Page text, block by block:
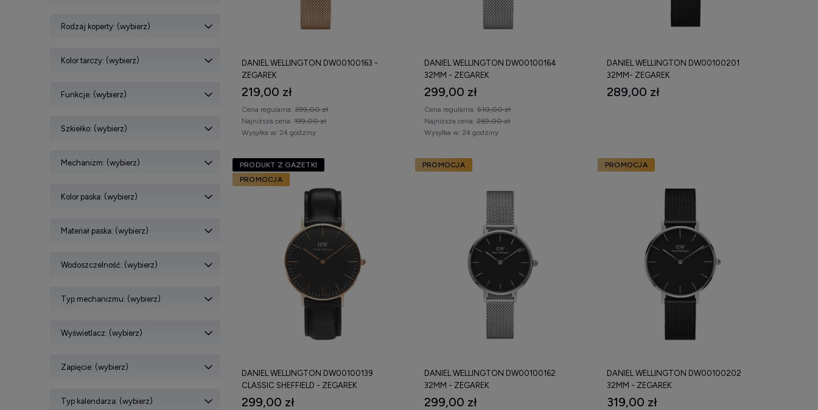
Rodzaj koperty: (wybierz)
Kolor tarczy: (wybierz)
Funkcje: (wybierz)
Szkiełko: (wybierz)
Mechanizm: (wybierz)
Kolor paska: (wybierz)
Materiał paska: (wybierz)
Wodoszczelność: (wybierz)
Typ mechanizmu: (wybierz)
Wyświetlacz: (wybierz)
Zapięcie: (wybierz)
Typ kalendarza: (wybierz)
Subtelny, ale wyrazisty klasyczny zegarek potrafi przyciągnąć uwagę swoją prostotą i elegancją. Stanowi doskonałe uzupełnienie
zarówno codziennych, jak i bardziej wyszukanych stylizacji. Jego rola jako dodatku jest nieoceniona, gdyż potrafi dodać charakteru
DANIEL WELLINGTON DW00100163 -
ZEGAREK
219,00 zł
Cena regularna: 399,00 zł
Najniższa cena: 199,00 zł
Wysyłka w: 24 godziny
DANIEL WELLINGTON DW00100164
32MM - ZEGAREK
299,00 zł
Cena regularna: 510,00 zł
Najniższa cena: 269,00 zł
Wysyłka w: 24 godziny
DANIEL WELLINGTON DW00100201
32MM- ZEGAREK
289,00 zł
DANIEL WELLINGTON DW00100139
CLASSIC SHEFFIELD - ZEGAREK
299,00 zł
PRODUKT Z GAZETKI
PROMOCJA
DANIEL WELLINGTON DW00100162
32MM - ZEGAREK
299,00 zł
PROMOCJA
DANIEL WELLINGTON DW00100202
32MM - ZEGAREK
319,00 zł
PROMOCJA